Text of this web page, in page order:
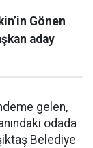
Gönen
aday
gelen,
odada
Belediye